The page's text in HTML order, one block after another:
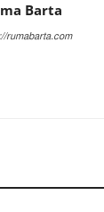
Barta
rumabarta.com